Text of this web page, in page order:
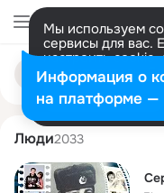
Мы используем
сервисы для вас.
настроить
представитель.
Разрешить все
Поиск
людям
sergey lesnoy
Люди2033
Информация о
на платформе —